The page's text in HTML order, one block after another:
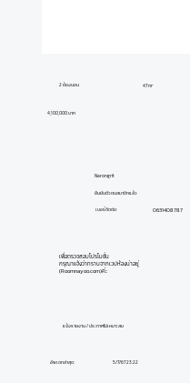
Narongrit
เบอร์ติดต่อ:
ยืนยันตัวตนสมาชิกแล้ว
อัพเดทล่าสุด: 5/7/67 23:22
0631408787
เพื่อตรวจสอบโปรโมชั่น
กรุณาแจ้งว่าทราบจากเวปห้องน่าอยู่
(Roomnayoo.com)ค่ะ
แจ้งรายงาน / ประกาศไม่เหมาะสม
2 ห้องนอน 47 m²
4,100,000 บาท